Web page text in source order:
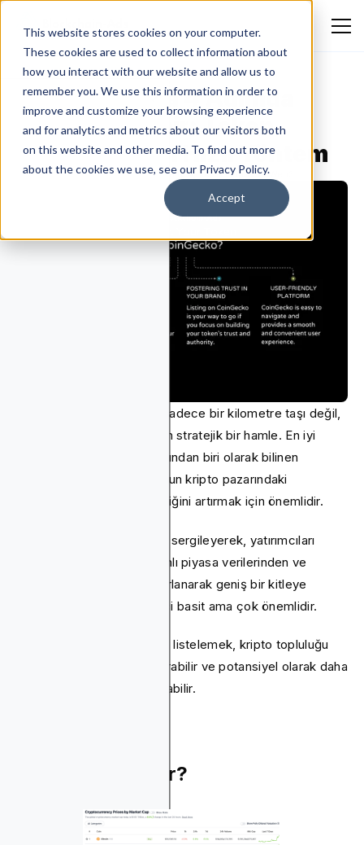
This website stores cookies on your computer.
These cookies are used to collect information about
how you interact with our website and allow us to
remember you. We use this information in order to
improve and customize your browsing experience
and for analytics and metrics about our visitors both
on this website and other media. To find out more
about the cookies we use, see our Privacy Policy.
Accept
CoinGecko'da 4 Adımda
Nasıl Listelenir: Token
Listeleme için Hızlı Yöntem
Aleksandar Jançeski May 4, 2026 Kripto ve Web3
CoinGecko'da yer almak sadece bir kilometre taşı değil,
tokeninizi gündeme getiren stratejik bir hamle. En iyi
kripto para veri toplayıcılarından biri olarak bilinen
CoinGecko, projenizin yoğun kripto pazarındaki
görünürlüğünü ve güvenilirliğini artırmak için önemlidir.
Jetonunuzu bu platformda sergileyerek, yatırımcıları
çekmek için gerçek zamanlı piyasa verilerinden ve
kapsamlı analizlerden yararlanarak geniş bir kitleye
erişirsiniz. Listeleme süreci basit ama çok önemlidir.
Jetonunuzu CoinGecko'da listelemek, kripto topluluğu
içindeki görünürlüğünü artırabilir ve potansiyel olarak daha
fazla ilgi ve katılıma yol açabilir.
CoinGecko Nedir?